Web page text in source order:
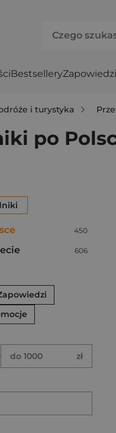
BestselleryZapowiedzi
i turystyka
po
Liczba
450
Liczba
606
automatycznie
ceny.
do 1000 zł